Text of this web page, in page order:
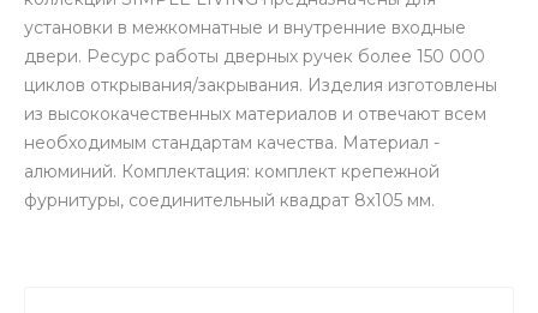
установки в межкомнатные и внутренние входные
двери. Ресурс работы дверных ручек более 150 000
циклов открывания/закрывания. Изделия изготовлены
из высококачественных материалов и отвечают всем
необходимым стандартам качества. Материал -
алюминий. Комплектация: комплект крепежной
фурнитуры, соединительный квадрат 8x105 мм.